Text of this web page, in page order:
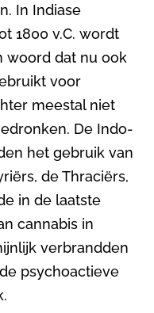
In Indiase
1800 v.C. wordt
woord dat nu ook
voor
meestal niet
De Indo-
het gebruik van
de Thraciërs,
in de laatste
cannabis in
verbrandden
psychoactieve